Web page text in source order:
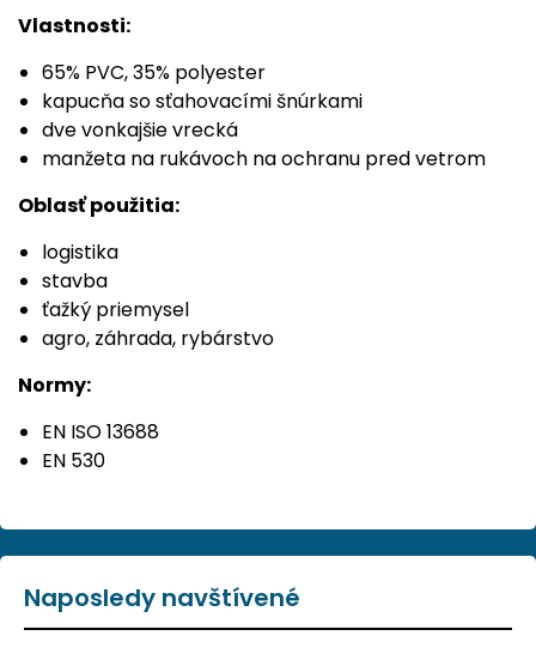
Vlastnosti:
65% PVC, 35% polyester
kapucňa so sťahovacími šnúrkami
dve vonkajšie vrecká
manžeta na rukávoch na ochranu pred vetrom
Oblasť použitia:
logistika
stavba
ťažký priemysel
agro, záhrada, rybárstvo
Normy:
EN ISO 13688
EN 530
Naposledy navštívené